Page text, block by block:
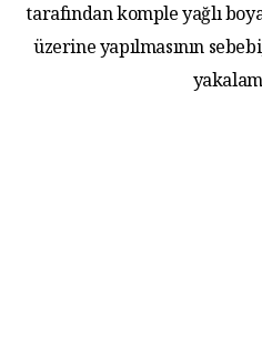
tarafından komple yağlı
üzerine yapılmasının